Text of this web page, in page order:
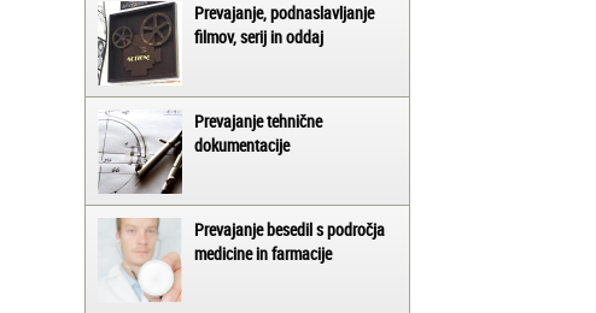
Prevajanje, podnaslavljanje
filmov, serij in oddaj
Prevajanje tehnične
dokumentacije
Prevajanje besedil s področja
medicine in farmacije